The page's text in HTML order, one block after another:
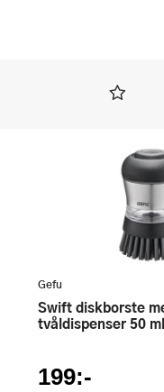
Gefu
Swift diskborste med
tvåldispenser 50
199:-